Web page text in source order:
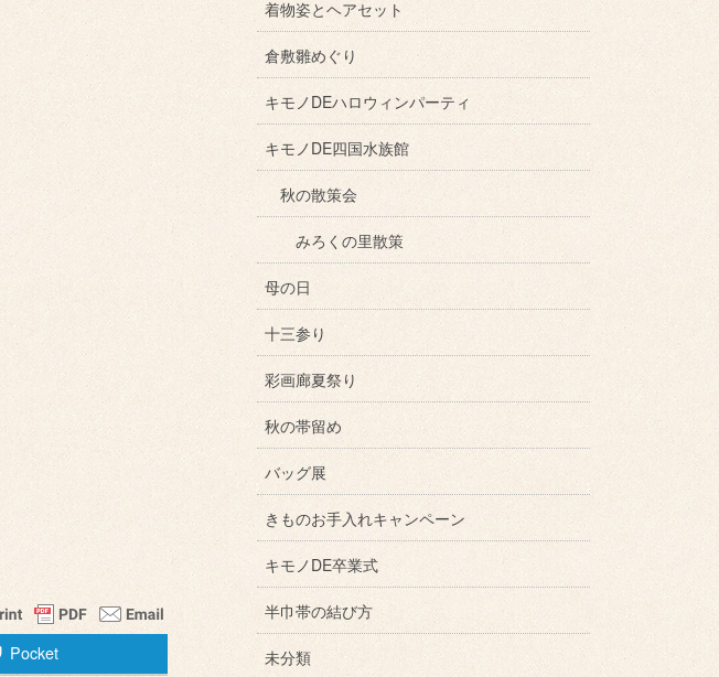
Pocket
着物姿とヘアセット
倉敷雛めぐり
キモノDEハロウィンパーティ
キモノDE四国水族館
秋の散策会
みろくの里散策
母の日
十三参り
彩画廊夏祭り
秋の帯留め
バッグ展
きものお手入れキャンペーン
キモノDE卒業式
半巾帯の結び方
未分類